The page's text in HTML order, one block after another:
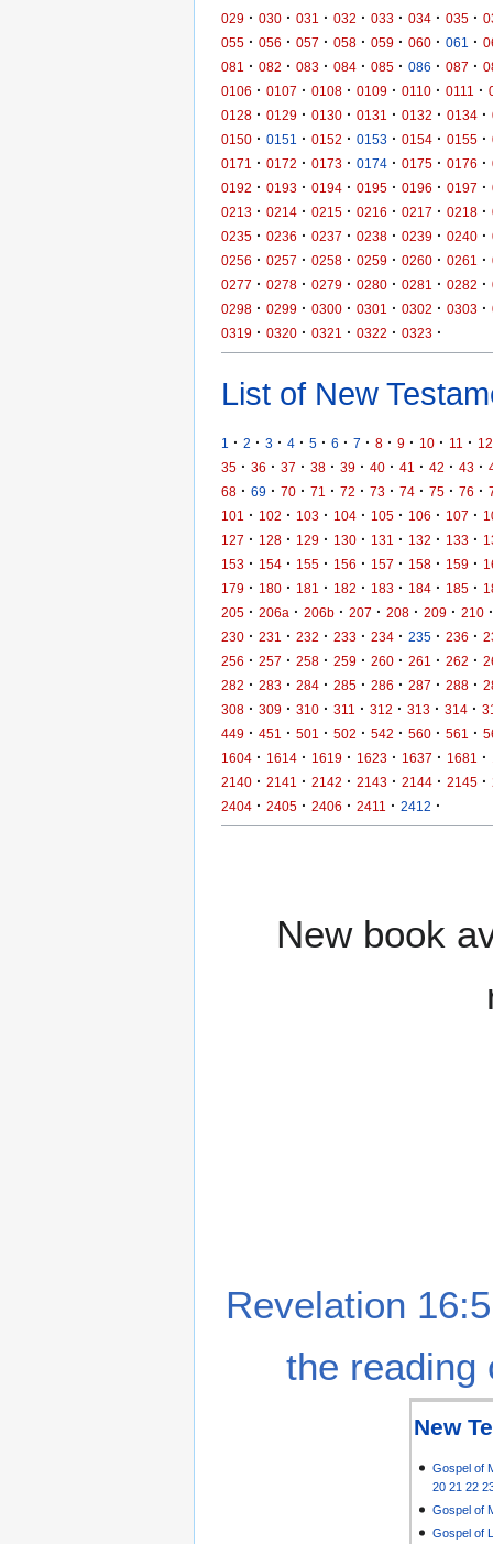
029 · 030 · 031 · 032 · 033 · 034 · 035 ·
055 · 056 · 057 · 058 · 059 · 060 · 061 ·
081
· 082 · 083 · 084 · 085 · 086 · 087 ·
0106 · 0107 · 0108 · 0109 · 0110 · 0111 ·
0128 · 0129 · 0130 · 0131 · 0132 · 0134 ·
0150 · 0151 · 0152 · 0153 · 0154 · 0155 ·
0171
· 0172 · 0173 · 0174 · 0175 · 0176 ·
0192 · 0193 · 0194 · 0195 · 0196 · 0197 ·
0213 · 0214 · 0215 · 0216 · 0217 · 0218 ·
0235 · 0236 · 0237 · 0238 · 0239 · 0240 ·
0256 · 0257 · 0258 · 0259 · 0260 · 0261 ·
0277 · 0278 · 0279 · 0280 · 0281 · 0282 ·
0298 · 0299 · 0300 · 0301 · 0302 · 0303 ·
0319 · 0320 · 0321 · 0322 · 0323 ·
List of New
1 · 2 · 3 · 4 · 5 · 6 · 7 · 8 · 9 · 10 · 11 · 12
35 · 36 · 37 · 38 · 39 · 40 · 41 · 42 · 43 ·
68 · 69 · 70 · 71 · 72 · 73 · 74 · 75 · 76 ·
101
· 102 · 103 · 104 · 105 · 106 · 107 ·
127 · 128 · 129 · 130 · 131 · 132 · 133 ·
153 · 154 · 155 · 156 · 157 · 158 · 159 ·
179 · 180 · 181 · 182 · 183 · 184 · 185 ·
205 · 206a · 206b · 207 · 208 · 209 · 210 ·
230 · 231 · 232 · 233 · 234 · 235 · 236 ·
256 · 257 · 258 · 259 · 260 · 261 · 262 ·
282 · 283 · 284 · 285 · 286 · 287 · 288 ·
308 · 309 · 310 · 311 · 312 · 313 · 314 ·
449 · 451 · 501 · 502 · 542 · 560 · 561 ·
1604 · 1614 · 1619 · 1623 · 1637 · 1681 ·
2140 · 2141 · 2142 · 2143 · 2144 · 2145 ·
2404 · 2405 · 2406 · 2411 · 2412 ·
New book
Revelation
the reading
New
Gospel of
20 21 22
Gospel of
Gospel of